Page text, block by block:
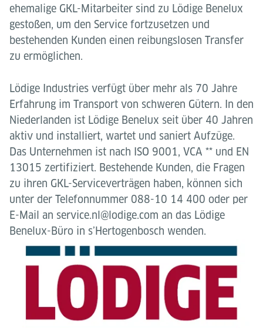
ehemalige GKL-Mitarbeiter sind zu Lödige Benelux
gestoßen, um den Service fortzusetzen und
bestehenden Kunden einen reibungslosen Transfer
zu ermöglichen.
Lödige Industries verfügt über mehr als 70 Jahre
Erfahrung im Transport von schweren Gütern. In den
Niederlanden ist Lödige Benelux seit über 40 Jahren
aktiv und installiert, wartet und saniert Aufzüge.
Das Unternehmen ist nach ISO 9001, VCA ** und EN
13015 zertifiziert. Bestehende Kunden, die Fragen
zu ihren GKL-Serviceverträgen haben, können sich
unter der Telefonnummer 088-10 14 400 oder per
E-Mail an service.nl@lodige.com an das Lödige
Benelux-Büro in s’Hertogenbosch wenden.